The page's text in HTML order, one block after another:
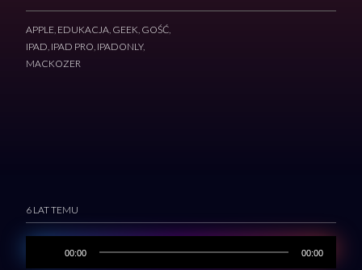
APPLE, EDUKACJA, GEEK, GOŚĆ,
IPAD, IPAD PRO, IPADONLY,
MACKOZER
6 LAT TEMU
00:00 00:00